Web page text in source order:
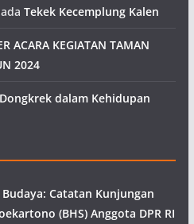
Tekek Kecemplung Kalen
ACARA KEGIATAN TAMAN
2024
dalam Kehidupan
Catatan Kunjungan
(BHS) Anggota DPR RI